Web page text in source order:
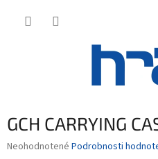
GCH CARRYING
Priemerné
Neohodnotené Podrobnosti